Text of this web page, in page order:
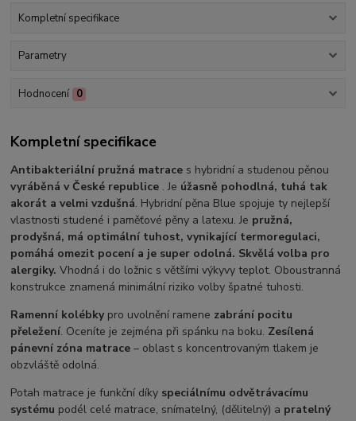
Kompletní specifikace
Parametry
Hodnocení 0
Kompletní specifikace
Antibakteriální pružná matrace s hybridní a studenou pěnou
vyráběná v České republice . Je úžasně pohodlná, tuhá tak
akorát a velmi vzdušná. Hybridní pěna Blue spojuje ty nejlepší
vlastnosti studené i paměťové pěny a latexu. Je pružná,
prodyšná, má optimální tuhost, vynikající termoregulaci,
pomáhá omezit pocení a je super odolná. Skvělá volba pro
alergiky.Vhodná i do ložnic s většími výkyvy teplot. Oboustranná
konstrukce znamená minimální riziko volby špatné tuhosti.
Ramenní kolébkypro uvolnění ramene zabrání pocitu
přeležení. Oceníte je zejména při spánku na boku. Zesílená
pánevní zóna matrace – oblast s koncentrovaným tlakem je
obzvláště odolná.
Potah matrace je funkční díky speciálnímu odvětrávacímu
systému podél celé matrace, snímatelný, (dělitelný) a pratelný